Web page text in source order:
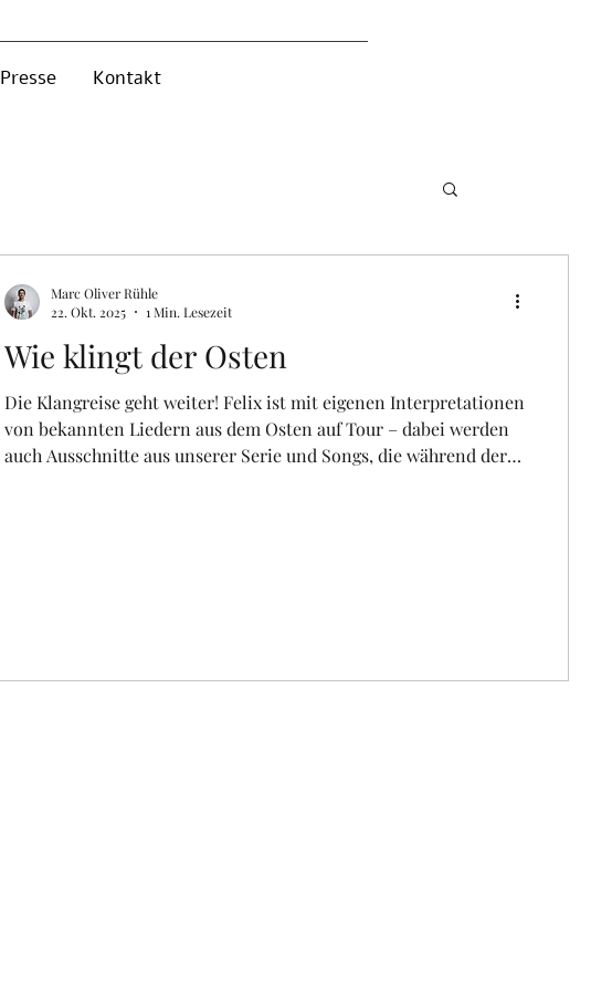
Presse Kontakt
Wie klingt der Osten
Die Klangreise geht weiter! Felix ist mit eigenen Interpretationen
von bekannten Liedern aus dem Osten auf Tour – dabei werden
auch Ausschnitte aus unserer Serie und Songs, die während der
Marc Oliver Rühle
22. Okt. 2025
1 Min. Lesezeit